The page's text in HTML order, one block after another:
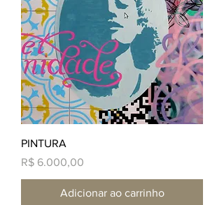
PINTURA
Preço
R$ 6.000,00
Adicionar ao carrinho